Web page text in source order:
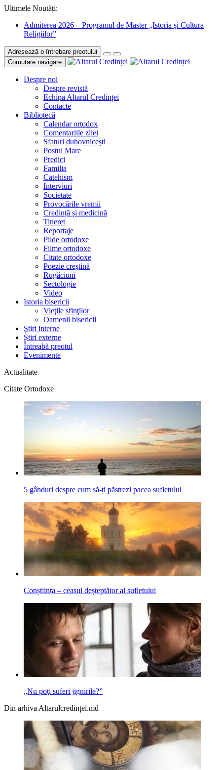
Ultimele Noutăți:
Admiterea 2026 – Programul de Master „Istoria și Cultura
Religiilor”
Adresează o întrebare preotului
Comutare navigare
Despre noi
Despre revistă
Echipa Altarul Credinței
Contacte
Bibliotecă
Calendar ortodox
Comentariile zilei
Sfaturi duhovnicești
Postul Mare
Predici
Familia
Catehism
Interviuri
Societate
Provocările vremii
Credință și medicină
Tineret
Reportaje
Pilde ortodoxe
Filme ortodoxe
Citate ortodoxe
Poezie creştină
Rugăciuni
Sectologie
Video
Istoria bisericii
Vieţile sfinţilor
Oamenii bisericii
Ştiri interne
Știri externe
Întreabă preotul
Evenimente
Actualitate
Citate Ortodoxe
5 gânduri despre cum să-ți păstrezi pacea sufletului
Conștiința – ceasul deșteptător al sufletului
„Nu poţi suferi jignirile?”
Din arhiva Altarulcredinței.md